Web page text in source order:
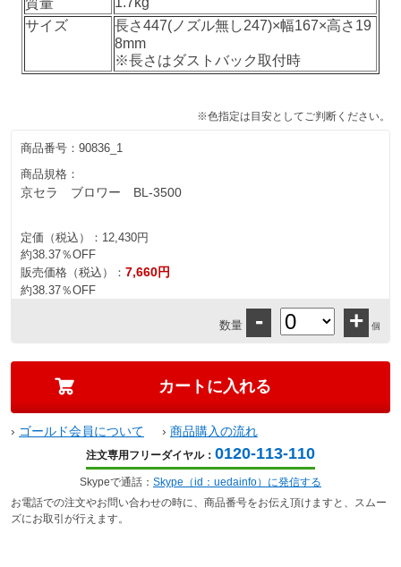
質量
サイズ
長さ447(ノズル無し247)×幅167×高さ19
8mm
※長さはダストバック取付時
※色指定は目安としてご判断ください。
商品番号： 90836_1
商品規格：
京セラ ブロワー BL-3500
定価（税込）： 12,430円
約38.37％OFF
販売価格（税込）： 7,660円
約38.37％OFF
数量 - + 個
› ゴールド会員について › 商品購入の流れ
注文専用フリーダイヤル： 0120-113-110
Skypeで通話： Skype（id：uedainfo）に発信する
お電話での注文やお問い合わせの時に、商品番号をお伝え頂けますと、スムー
ズにお取引が行えます。